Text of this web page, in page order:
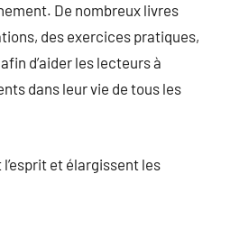
De nombreux livres
des exercices pratiques,
d’aider les lecteurs à
dans leur vie de tous les
et élargissent les